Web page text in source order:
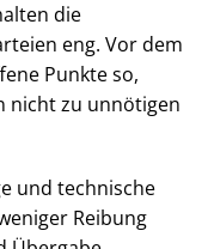
die
eng. Vor dem
Punkte so,
nicht zu unnötigen
und technische
Reibung